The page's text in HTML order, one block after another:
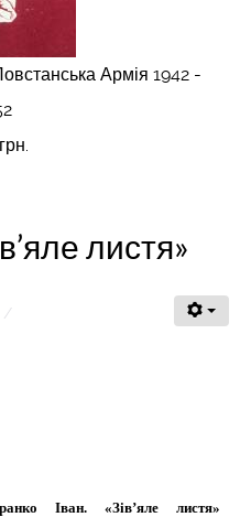
Армія 1942 -
листя»
Іван. «Зів’яле листя»